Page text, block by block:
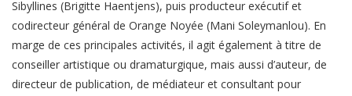
Sibyllines (Brigitte Haentjens), puis producteur exécutif et
codirecteur général de Orange Noyée (Mani Soleymanlou). En
marge de ces principales activités, il agit également à titre de
conseiller artistique ou dramaturgique, mais aussi d’auteur, de
directeur de publication, de médiateur et consultant pour